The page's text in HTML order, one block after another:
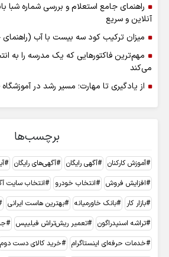
راهنمای جامع استعلام و بررسی شماره شبا
آنلاین و سریع
میزان ترکیب کود سه بیست با آب
مهم‌ترین فاکتورهایی که یک مدرسه را به
می‌کند
از یادگیری تا مهارت؛ مسیر رشد در
برچسب‌ها
آموزش کارکنان آگهی رایگان آگهی‌های رایگان
افزایش فروش
انتخاب خودرو انتخاب سایت
بازار کار
بانک خاورمیانه بهترین هاست ایرانی
تراشه اسنپدراگون
تعمیر ریش‌تراش فیلیپس
خدمات حرفه‌ای اینستاگرام
خرید کالای دست دوم